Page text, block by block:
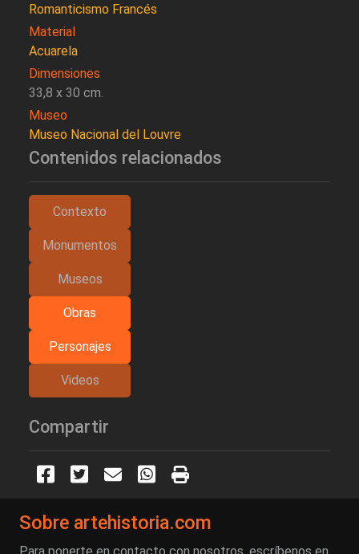
Romanticismo Francés
Material
Acuarela
Dimensiones
33,8 x 30 cm.
Museo
Museo Nacional del Louvre
Contenidos relacionados
Contexto
Monumentos
Museos
Obras
Personajes
Videos
Compartir
Sobre artehistoria.com